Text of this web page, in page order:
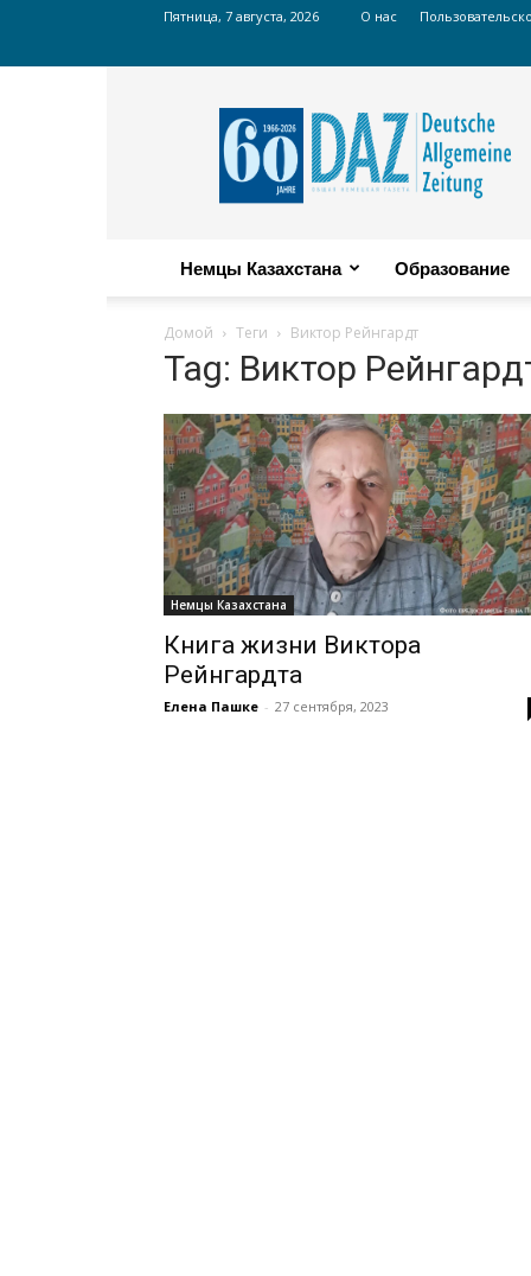
Пятница, 7 августа, 2026 О нас
Russian
DAZ
Немцы Казахстана Образование
Домой Теги Виктор Рейнгардт
Tag: Виктор
Немцы Казахстана
Книга жизни Виктора
Рейнгардта
Елена Пашке - 27 сентября, 2023